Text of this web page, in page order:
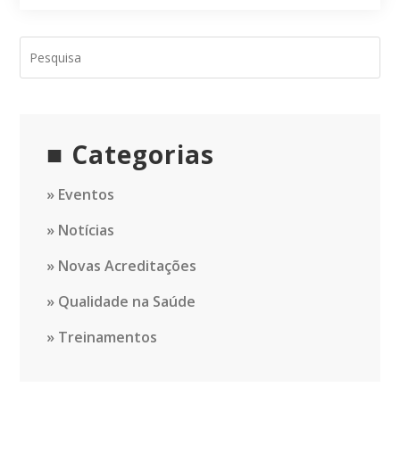
Categorias
Eventos
Notícias
Novas Acreditações
Qualidade na Saúde
Treinamentos